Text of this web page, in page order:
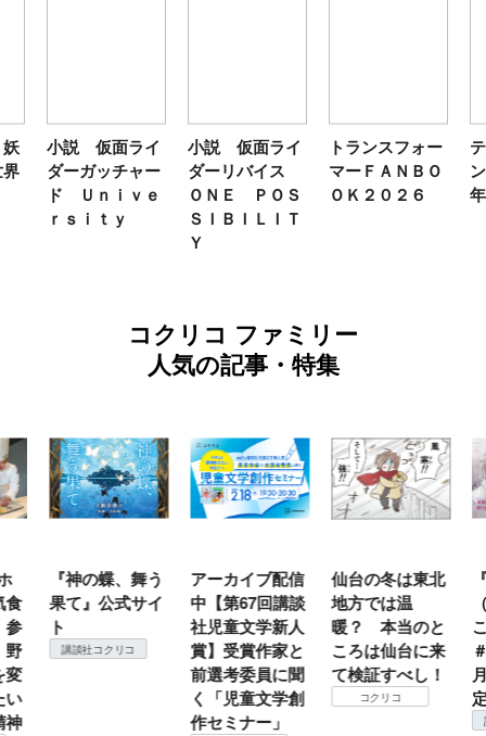
小説 仮面ライ
ダーガッチャー
ド Ｕｎｉｖｅ
ｒｓｉｔｙ
小説 仮面ライ
ダーリバイス
ＯＮＥ ＰＯＳ
ＳＩＢＩＬＩＴ
Ｙ
トランスフォー
マーＦＡＮＢＯ
ＯＫ２０２６
コクリコ ファミリー
人気の記事・特集
『神の蝶、舞う
果て』公式サイ
ト
講談社コクリコ
アーカイブ配信
中【第67回講談
社児童文学新人
賞】受賞作家と
前選考委員に聞
く「児童文学創
作セミナー」
仙台の冬は東北
地方では温
暖？ 本当のと
ころは仙台に来
て検証すべし！
コクリコ